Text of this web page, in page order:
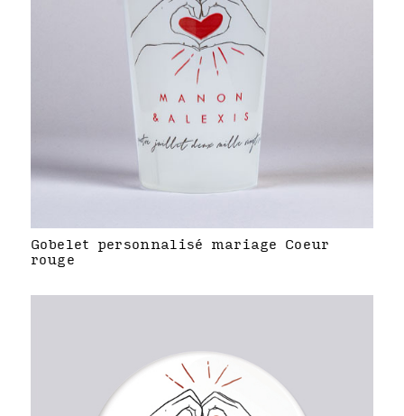
Gobelet personnalisé mariage Coeur
rouge